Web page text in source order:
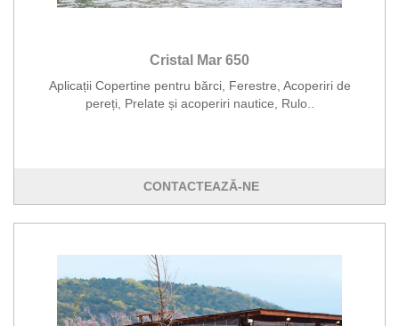
Cristal Mar 650
Aplicații Copertine pentru bărci, Ferestre, Acoperiri de
pereți, Prelate și acoperiri nautice, Rulo..
CONTACTEAZĂ-NE